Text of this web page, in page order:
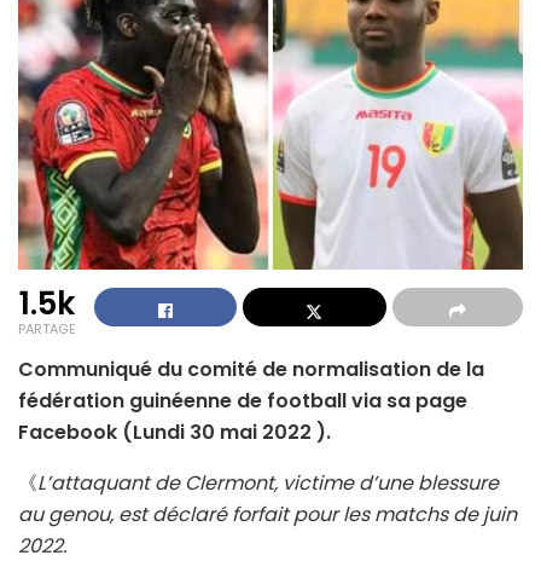
1.5k
PARTAGE
Communiqué du comité de normalisation de la
fédération guinéenne de football via sa page
Facebook (Lundi 30 mai 2022 ).
《L’attaquant de Clermont, victime d’une blessure
au genou, est déclaré forfait pour les matchs de juin
2022.